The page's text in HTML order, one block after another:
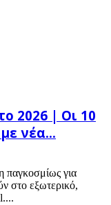
2026 | Οι 10
νέα...
παγκοσμίως για
στο εξωτερικό,